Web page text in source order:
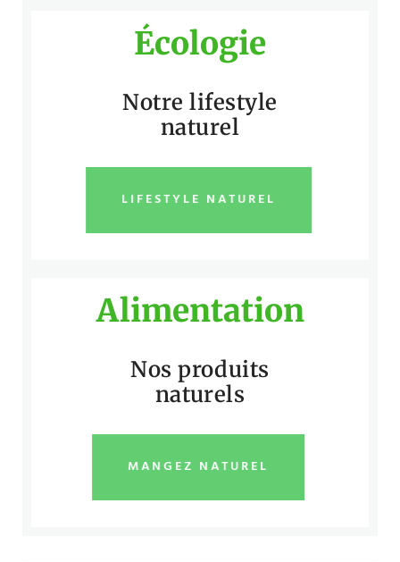
Écologie
Notre lifestyle
naturel
LIFESTYLE NATUREL
Alimentation
Nos produits
naturels
MANGEZ NATUREL